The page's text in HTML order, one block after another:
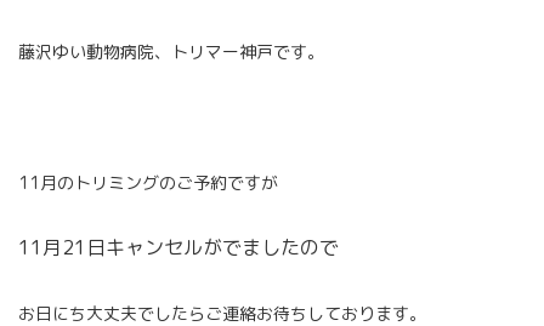
藤沢ゆい動物病院、トリマー神戸です。
11月のトリミングのご予約ですが
11月21日キャンセルがでましたので
お日にち大丈夫でしたらご連絡お待ちしております。